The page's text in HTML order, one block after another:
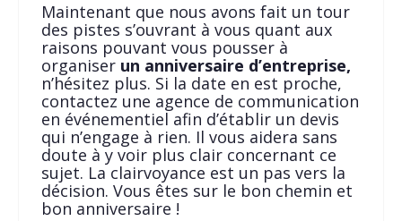
Maintenant que nous avons fait un tour
des pistes s’ouvrant à vous quant aux
raisons pouvant vous pousser à
organiserun anniversaire d’entreprise,
n’hésitez plus. Si la date en est proche,
contactez une agence de communication
en événementiel afin d’établir un devis
qui n’engage à rien. Il vous aidera sans
doute à y voir plus clair concernant ce
sujet. La clairvoyance est un pas vers la
décision. Vous êtes sur le bon chemin et
bon anniversaire !